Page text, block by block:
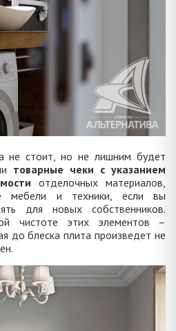
не стоит, но не лишним будет
товарные чеки с указанием
отделочных материалов,
мебели и техники, если вы
для новых собственников.
чистоте этих элементов –
до блеска плита произведет не